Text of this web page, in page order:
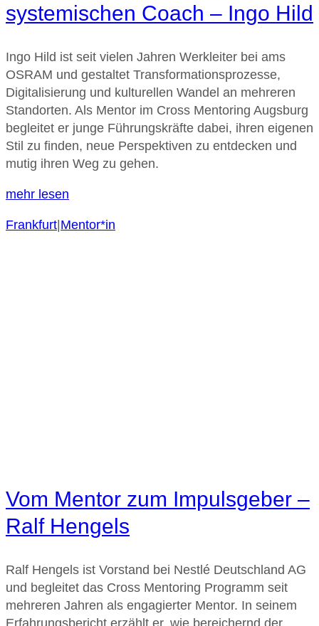
systemischen Coach – Ingo Hild
Ingo Hild ist seit vielen Jahren Werkleiter bei ams
OSRAM und gestaltet Transformationsprozesse,
Digitalisierung und kulturellen Wandel an mehreren
Standorten. Als Mentor im Cross Mentoring Augsburg
begleitet er junge Führungskräfte dabei, ihren eigenen
Stil zu finden, neue Perspektiven zu entdecken und
mutig ihren Weg zu gehen.
mehr lesen
Frankfurt|Mentor*in
Vom Mentor zum Impulsgeber –
Ralf Hengels
Ralf Hengels ist Vorstand bei Nestlé Deutschland AG
und begleitet das Cross Mentoring Programm seit
mehreren Jahren als engagierter Mentor. In seinem
Erfahrungsbericht erzählt er, wie bereichernd der